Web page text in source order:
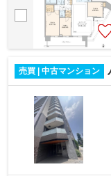
売買 | 中古マンション